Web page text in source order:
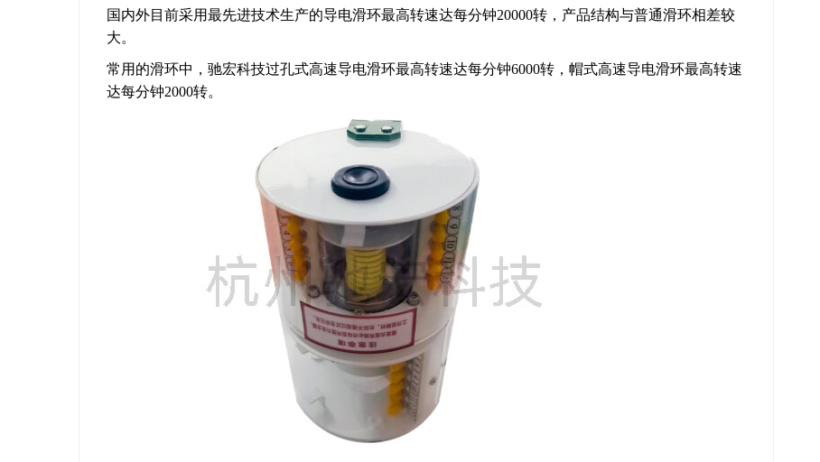
国内外目前采用最先进技术生产的导电滑环最高转速达每分钟20000转，产品结构与普通滑环相差较
大。
常用的滑环中，驰宏科技过孔式高速导电滑环最高转速达每分钟6000转，帽式高速导电滑环最高转速
达每分钟2000转。